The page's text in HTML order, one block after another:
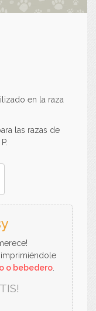
en la raza
las razas de
imprimiéndole
o bebedero.